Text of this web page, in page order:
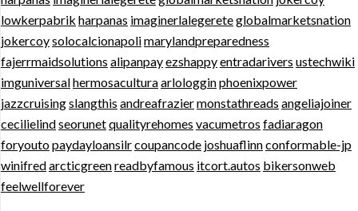
lowkerpabrik harpanas imaginerlalegereteglobalmarketsnation
jokercoysolocalcionapolimarylandpreparedness
fajerrmaidsolutions alipanpayezshappyentradarivers ustechwiki
imguniversalhermosaculturaarlologginphoenixpower
jazzcruisingslangthis andreafraziermonstathreads angeliajoiner
cecilielindseorunetqualityrehomes vacumetros fadiaragon
foryoutopaydayloansilrcoupancode joshuaflinnconformable-jp
winifredarcticgreenreadbyfamous itcort.autos bikersonweb
feelwellforever